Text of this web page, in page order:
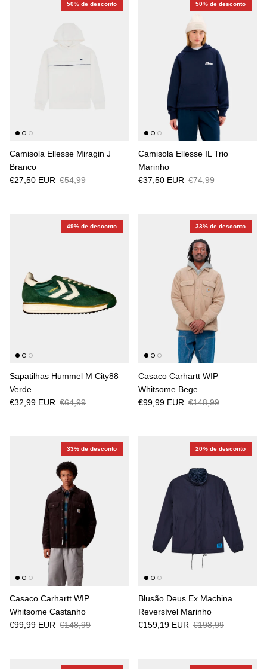
50% de desconto
Camisola Ellesse Miragin J
Branco
€27,50 EUR €54,99
50% de desconto
Camisola Ellesse IL Trio
Marinho
€37,50 EUR €74,99
49% de desconto
Sapatilhas Hummel M City88
Verde
€32,99 EUR €64,99
33% de desconto
Casaco Carhartt WIP
Whitsome Bege
€99,99 EUR €148,99
33% de desconto
Casaco Carhartt WIP
Whitsome Castanho
€99,99 EUR €148,99
20% de desconto
Blusão Deus Ex Machina
Reversível Marinho
€159,19 EUR €198,99